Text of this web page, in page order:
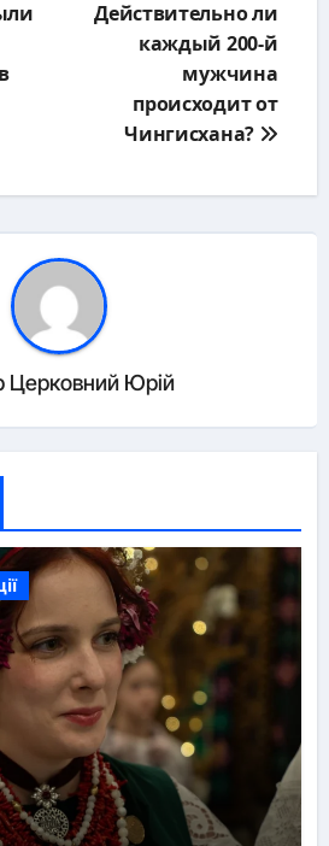
Действительно ли
каждый 200-й
мужчина
происходит от
Чингисхана?
Церковний Юрій